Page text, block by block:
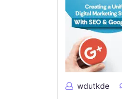
wdutkde